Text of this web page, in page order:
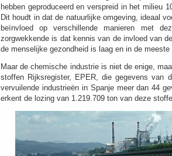
hebben geproduceerd en verspreid in het milieu
Dit houdt in dat de natuurlijke omgeving, ideaal
beïnvloed op verschillende manieren met
zorgwekkende is dat kennis van de invloed van
de menselijke gezondheid is laag en in de
Maar de chemische industrie is niet de enige,
stoffen Rijksregister, EPER, die gegevens van
vervuilende industrieën in Spanje meer dan 44
erkent de lozing van 1.219.709 ton van deze